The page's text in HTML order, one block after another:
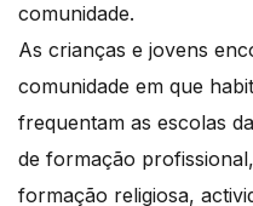
comunidade.
As crianças e jovens
comunidade em que
frequentam as escolas
de formação profissional,
formação religiosa,